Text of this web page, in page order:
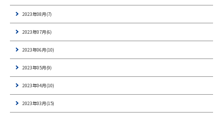
2023年08月(7)
2023年07月(6)
2023年06月(10)
2023年05月(9)
2023年04月(10)
2023年03月(15)